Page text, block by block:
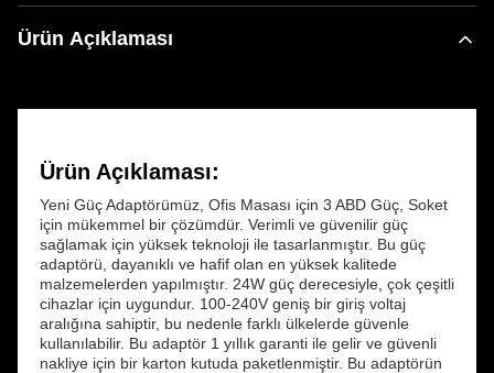
Ürün Açıklaması
Ürün Açıklaması:
Yeni Güç Adaptörümüz, Ofis Masası için 3 ABD Güç, Soket
için mükemmel bir çözümdür. Verimli ve güvenilir güç
sağlamak için yüksek teknoloji ile tasarlanmıştır. Bu güç
adaptörü, dayanıklı ve hafif olan en yüksek kalitede
malzemelerden yapılmıştır. 24W güç derecesiyle, çok çeşitli
cihazlar için uygundur. 100-240V geniş bir giriş voltaj
aralığına sahiptir, bu nedenle farklı ülkelerde güvenle
kullanılabilir. Bu adaptör 1 yıllık garanti ile gelir ve güvenli
nakliye için bir karton kutuda paketlenmiştir. Bu adaptörün